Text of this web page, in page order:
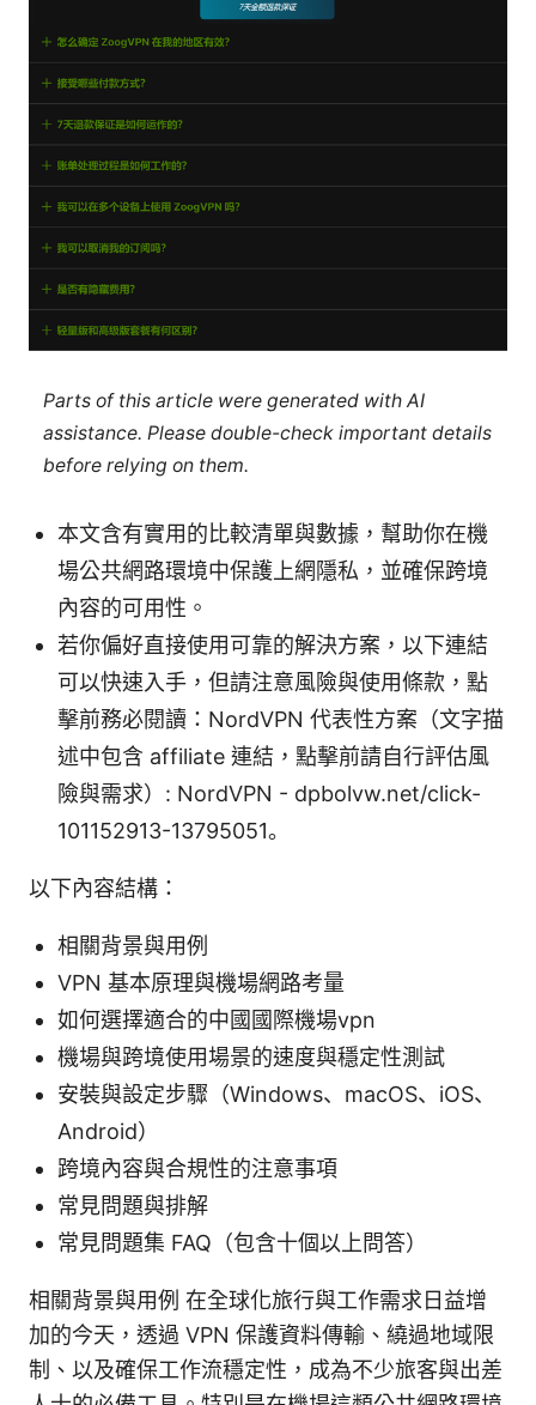
Parts of this article were generated with AI
assistance. Please double-check important details
before relying on them.
本文含有實用的比較清單與數據，幫助你在機
場公共網路環境中保護上網隱私，並確保跨境
內容的可用性。
若你偏好直接使用可靠的解決方案，以下連結
可以快速入手，但請注意風險與使用條款，點
擊前務必閱讀：NordVPN 代表性方案（文字描
述中包含 affiliate 連結，點擊前請自行評估風
險與需求）: NordVPN - dpbolvw.net/click-
101152913-13795051。
以下內容結構：
相關背景與用例
VPN 基本原理與機場網路考量
如何選擇適合的中國國際機場vpn
機場與跨境使用場景的速度與穩定性測試
安裝與設定步驟（Windows、macOS、iOS、
Android）
跨境內容與合規性的注意事項
常見問題與排解
常見問題集 FAQ（包含十個以上問答）
相關背景與用例 在全球化旅行與工作需求日益增
加的今天，透過 VPN 保護資料傳輸、繞過地域限
制、以及確保工作流穩定性，成為不少旅客與出差